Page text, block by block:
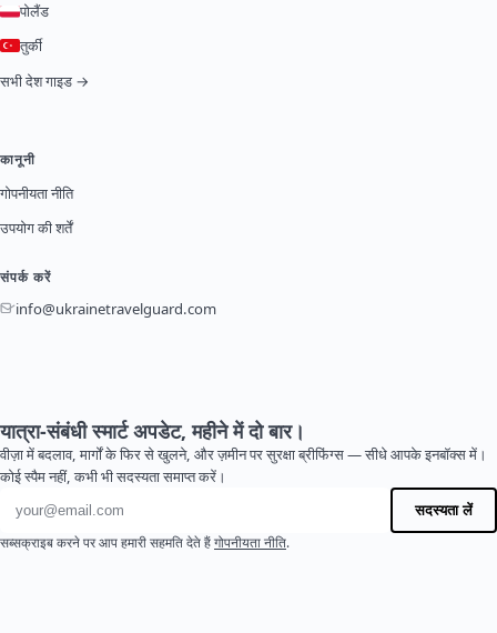
पोलैंड
तुर्की
सभी देश गाइड →
कानूनी
गोपनीयता नीति
उपयोग की शर्तें
संपर्क करें
info@ukrainetravelguard.com
यात्रा-संबंधी स्मार्ट अपडेट, महीने में दो बार।
वीज़ा में बदलाव, मार्गों के फिर से खुलने, और ज़मीन पर सुरक्षा ब्रीफिंग्स — सीधे आपके इनबॉक्स में।
कोई स्पैम नहीं, कभी भी सदस्यता समाप्त करें।
ईमेल पता
सदस्यता लें
सब्सक्राइब करने पर आप हमारी सहमति देते हैं गोपनीयता नीति.